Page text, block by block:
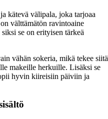
kätevä välipala, joka tarjoaa
välttämätön ravintoaine
se on erityisen tärkeä
vähän sokeria, mikä tekee siitä
makeille herkuille. Lisäksi se
hyvin kiireisiin päiviin ja